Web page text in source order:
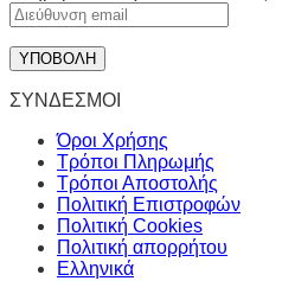
ΣΥΝΔΕΣΜΟΙ
Όροι Χρήσης
Τρόποι Πληρωμής
Τρόποι Αποστολής
Πολιτική Επιστροφών
Πολιτική Cookies
Πολιτική απορρήτου
Ελληνικά